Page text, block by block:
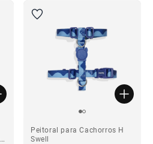
Peitoral para Cachorros H
Swell